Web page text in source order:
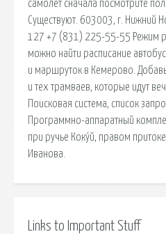
самолет сначала посмотрите
Существуют. 603003, г. Нижний
127 +7 (831) 225-55-55 Режим
можно найти расписание
и маршруток в Кемерово.
и тех трамваев, которые идут
Поисковая сиcтема, список
Программно-аппаратный
при ручье Коку́й, правом
Иванова.
Links to Important Stuff